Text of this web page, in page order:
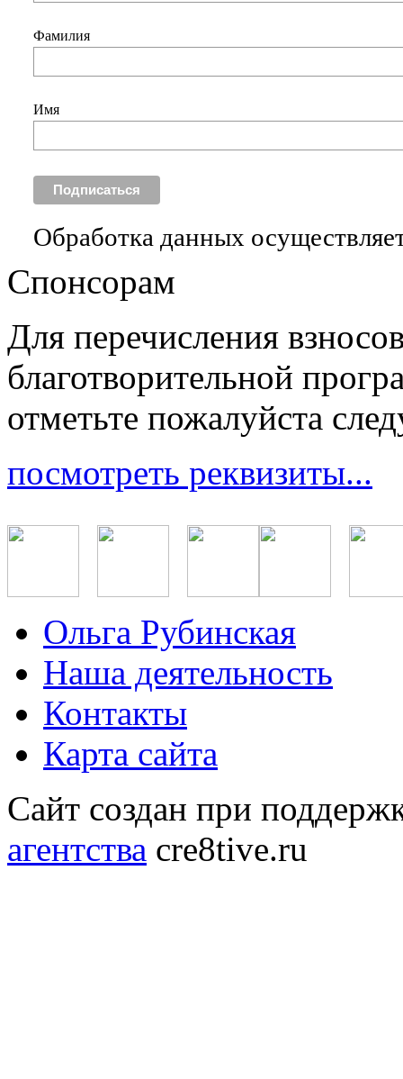
Фамилия
Имя
Обработка данных
Спонсорам
Для перечисления
благотворительной
отметьте пожалуйста
посмотреть реквизиты...
Ольга Рубинская
Наша деятельность
Контакты
Карта сайта
Сайт создан при
агентства cre8tive.ru